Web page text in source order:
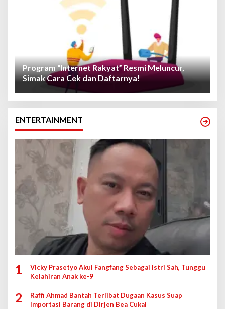
Program “Internet Rakyat” Resmi Meluncur,
Simak Cara Cek dan Daftarnya!
ENTERTAINMENT
1
Vicky Prasetyo Akui Fangfang Sebagai Istri Sah, Tunggu
Kelahiran Anak ke-9
2
Raffi Ahmad Bantah Terlibat Dugaan Kasus Suap
Importasi Barang di Dirjen Bea Cukai